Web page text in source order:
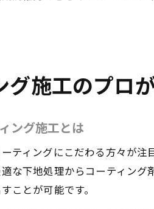
グ施工のプロ
ング施工とは
ティングにこだわる方々が
な下地処理からコーティン
ことが可能です。